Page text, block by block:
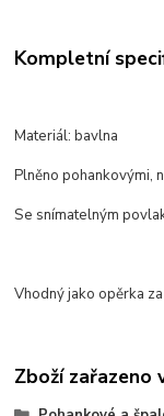
Kompletní
Materiál: bavlna
Plněno pohankovými,
Se snímatelným
Vhodný jako opěrka
Zboží zařazeno